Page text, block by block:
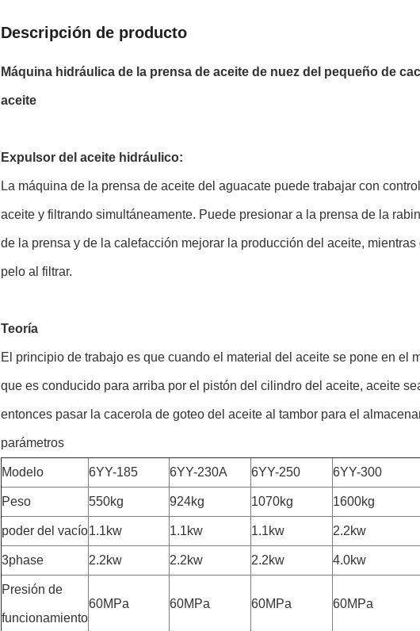
Descripción de producto
Máquina hidráulica de la prensa de aceite de nuez del pequeño de
aceite
Expulsor del aceite hidráulico:
La máquina de la prensa de aceite del aguacate puede trabajar con
aceite y filtrando simultáneamente. Puede presionar a la prensa de la
de la prensa y de la calefacción mejorar la producción del aceite,
pelo al filtrar.
Teoría
El principio de trabajo es que cuando el material del aceite se pone en el
que es conducido para arriba por el pistón del cilindro del aceite, aceite
entonces pasar la cacerola de goteo del aceite al tambor para el
parámetros
Modelo 6YY-185 6YY-230A 6YY-250 6YY-300
Peso 550kg 924kg 1070kg 1600kg
poder del vacío1.1kw 1.1kw 1.1kw 2.2kw
3phase 2.2kw 2.2kw 2.2kw 4.0kw
Presión de
funcionamiento
60MPa 60MPa 60MPa 60MPa